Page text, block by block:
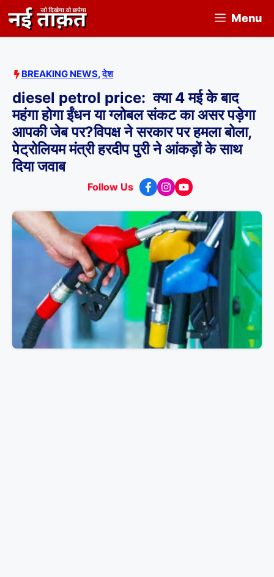
to
content
Menu
BREAKING NEWS,देश
diesel petrol price: क्या 4 मई के बाद
महंगा होगा ईंधन या ग्लोबल संकट का असर पड़ेगा
आपकी जेब पर?विपक्ष ने सरकार पर हमला बोला,
पेट्रोलियम मंत्री हरदीप पुरी ने आंकड़ों के साथ
दिया जवाब
Follow Us